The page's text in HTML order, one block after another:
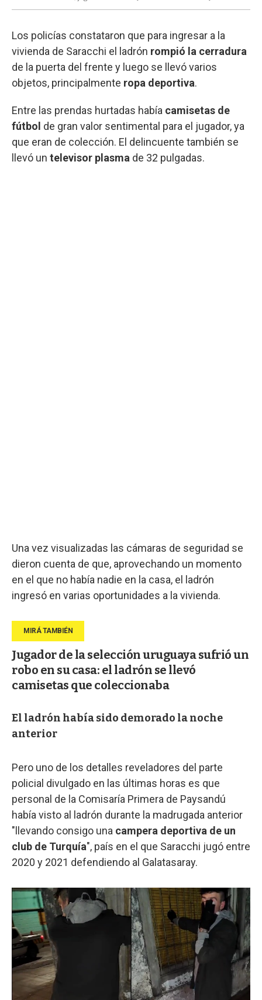
Los policías constataron que para ingresar a la
vivienda de Saracchi el ladrón rompió la cerradura
de la puerta del frente y luego se llevó varios
objetos, principalmente ropa deportiva.
Entre las prendas hurtadas había camisetas de
fútbol de gran valor sentimental para el jugador, ya
que eran de colección. El delincuente también se
llevó un televisor plasma de 32 pulgadas.
Una vez visualizadas las cámaras de seguridad se
dieron cuenta de que, aprovechando un momento
en el que no había nadie en la casa, el ladrón
ingresó en varias oportunidades a la vivienda.
Jugador de la selección uruguaya sufrió un
robo en su casa: el ladrón se llevó
camisetas que coleccionaba
El ladrón había sido demorado la noche
anterior
Pero uno de los detalles reveladores del parte
policial divulgado en las últimas horas es que
personal de la Comisaría Primera de Paysandú
había visto al ladrón durante la madrugada anterior
"llevando consigo una campera deportiva de un
club de Turquía", país en el que Saracchi jugó entre
2020 y 2021 defendiendo al Galatasaray.